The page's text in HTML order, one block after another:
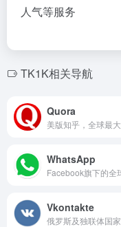
人气等服务
TK1K相关导航
Quora
WhatsApp
Vkontakte